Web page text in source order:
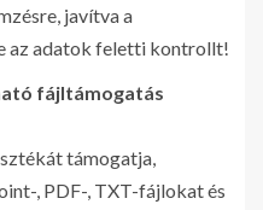
javítva a
az adatok feletti kontrollt!
fájltámogatás
támogatja,
, PDF-, TXT-fájlokat és